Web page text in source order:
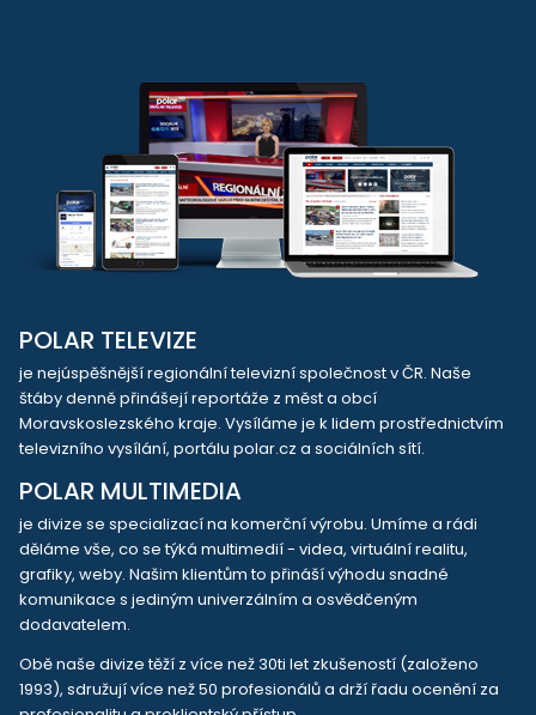
POLAR TELEVIZE
je nejúspěšnější regionální televizní společnost v ČR. Naše
štáby denně přinášejí reportáže z měst a obcí
Moravskoslezského kraje. Vysíláme je k lidem prostřednictvím
televizního vysílání, portálu polar.cz a sociálních sítí.
POLAR MULTIMEDIA
je divize se specializací na komerční výrobu. Umíme a rádi
děláme vše, co se týká multimedií - videa, virtuální realitu,
grafiky, weby. Našim klientům to přináší výhodu snadné
komunikace s jediným univerzálním a osvědčeným
dodavatelem.
Obě naše divize těží z více než 30ti let zkušeností (založeno
1993), sdružují více než 50 profesionálů a drží řadu ocenění za